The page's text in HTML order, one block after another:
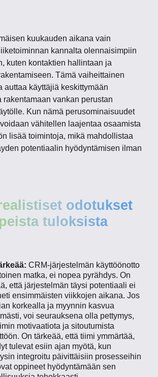
kuukauden aikana vain
kannalta olennaisimpiin
kuten kontaktien hallintaan ja
Tämä vaiheittainen
auttaa käyttäjiä keskittymään
rakentamaan vankan perustan
Kun nämä perusominaisuudet
vähitellen laajentaa osaamista
lisää toimintoja, mikä mahdollistaa
potentiaalin hyödyntämisen ilman
odotukset
tuloksista
CRM-järjestelmän käyttöönotto
matka, ei nopea pyrähdys. On
että järjestelmän täysi potentiaali ei
ensimmäisten viikkojen aikana. Jos
korkealla ja myynnin kasvua
voi seurauksena olla pettymys,
motivaatiota ja sitoutumista
On tärkeää, että tiimi ymmärtää,
tulevat esiin ajan myötä, kun
integroitu päivittäisiin prosesseihin
oppineet hyödyntämään sen